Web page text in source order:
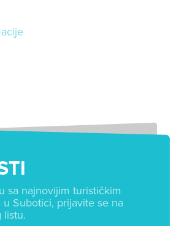
sa najnovijim turističkim
u Subotici, prijavite se na
listu.